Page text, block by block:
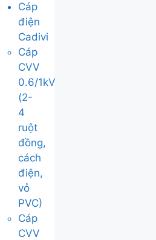
Cáp
điện
Cadivi
Cáp
CVV
0.6/1kV
(2-
4
ruột
đồng,
cách
điện,
vỏ
PVC)
Cáp
CVV